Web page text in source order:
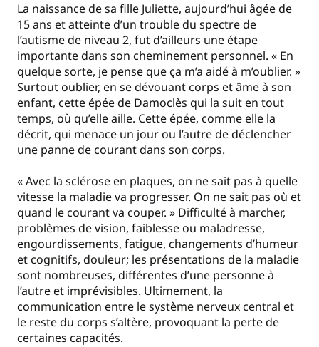
La naissance de sa fille Juliette, aujourd’hui âgée de
15 ans et atteinte d’un trouble du spectre de
l’autisme de niveau 2, fut d’ailleurs une étape
importante dans son cheminement personnel. « En
quelque sorte, je pense que ça m’a aidé à m’oublier. »
Surtout oublier, en se dévouant corps et âme à son
enfant, cette épée de Damoclès qui la suit en tout
temps, où qu’elle aille. Cette épée, comme elle la
décrit, qui menace un jour ou l’autre de déclencher
une panne de courant dans son corps.
« Avec la sclérose en plaques, on ne sait pas à quelle
vitesse la maladie va progresser. On ne sait pas où et
quand le courant va couper. » Difficulté à marcher,
problèmes de vision, faiblesse ou maladresse,
engourdissements, fatigue, changements d’humeur
et cognitifs, douleur; les présentations de la maladie
sont nombreuses, différentes d’une personne à
l’autre et imprévisibles. Ultimement, la
communication entre le système nerveux central et
le reste du corps s’altère, provoquant la perte de
certaines capacités.